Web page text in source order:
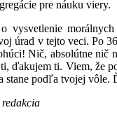
pre náuku viery.
vysvetlenie
úrad v tejto veci. Po
Nič, absolútne
ďakujem ti. Viem, že
stane podľa tvojej vôle.